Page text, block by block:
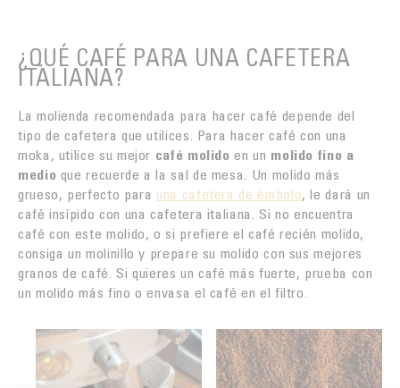
¿QUÉ CAFÉ PARA UNA CAFETERA
ITALIANA?
La molienda recomendada para hacer café depende del
tipo de cafetera que utilices. Para hacer café con una
moka, utilice su mejor café molido en un molido fino a
medio que recuerde a la sal de mesa. Un molido más
grueso, perfecto para una cafetera de émbolo, le dará un
café insípido con una cafetera italiana. Si no encuentra
café con este molido, o si prefiere el café recién molido,
consiga un molinillo y prepare su molido con sus mejores
granos de café. Si quieres un café más fuerte, prueba con
un molido más fino o envasa el café en el filtro.